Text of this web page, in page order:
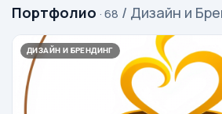
Портфолио · 68 / Дизайн и
ДИЗАЙН И БРЕНДИНГ